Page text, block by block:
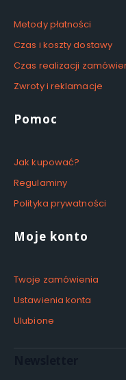
Metody płatności
Czas i koszty dostawy
Czas realizacji
Zwroty i reklamacje
Pomoc
Jak kupować?
Regulaminy
Polityka prywatności
Moje konto
Twoje zamówienia
Ustawienia konta
Ulubione